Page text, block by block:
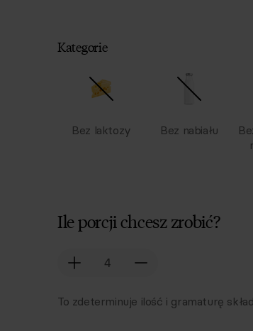
Kategorie
Bez laktozy Bez nabiału
Ile porcji chcesz zrobić?
To zdeterminuje ilość i gramaturę